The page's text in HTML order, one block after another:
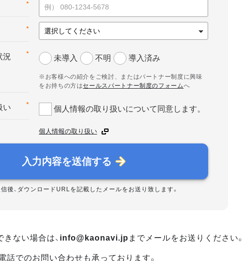
*
*
*
況 未導入 不明 導入済み
※お客様への紹介をご検討、またはパートナー制度に興味
をお持ちの方はセールスパートナー制度のフォームへ
*
い 個人情報の取り扱いについて同意します。
個人情報の取り扱い
入力内容を送信する
後、ダウンロードURLを記載したメールをお送り致します。
ない場合は、 info@kaonavi.jp までメールをお送りください。
話でのお問い合わせも承っております。